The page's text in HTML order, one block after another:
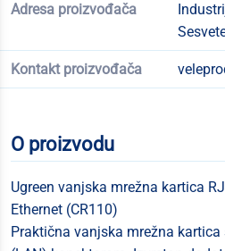
Adresa proizvođača
Kontakt proizvođača
O proizvodu
Ugreen vanjska mrežna kartica
Ethernet (CR110)
Praktična vanjska mrežna kartica